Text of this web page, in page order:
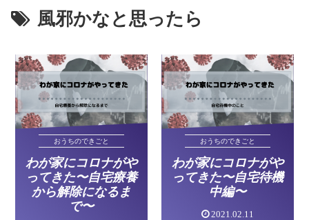
風邪かなと思ったら
おうちのできごと
わが家にコロナがや
ってきた〜自宅療養
から解除になるま
で〜
おうちのできごと
わが家にコロナがや
ってきた〜自宅待機
中編〜
2021.02.11